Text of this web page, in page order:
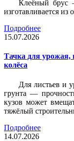
Клеёный брус
изготавливается из
Подробнее
15.07.2026
Тачка для урожая,
колёса
Для листьев и
грунта —
кузов может
тяжёлый
Подробнее
14.07.2026